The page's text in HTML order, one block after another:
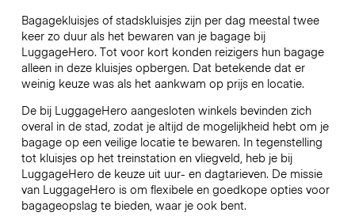
Bagagekluisjes of stadskluisjes zijn per dag meestal twee
keer zo duur als het bewaren van je bagage bij
LuggageHero. Tot voor kort konden reizigers hun bagage
alleen in deze kluisjes opbergen. Dat betekende dat er
weinig keuze was als het aankwam op prijs en locatie.
De bij LuggageHero aangesloten winkels bevinden zich
overal in de stad, zodat je altijd de mogelijkheid hebt om je
bagage op een veilige locatie te bewaren. In tegenstelling
tot kluisjes op het treinstation en vliegveld, heb je bij
LuggageHero de keuze uit uur- en dagtarieven. De missie
van LuggageHero is om flexibele en goedkope opties voor
bagageopslag te bieden, waar je ook bent.